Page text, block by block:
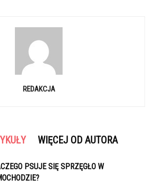
REDAKCJA
WIĘCEJ OD AUTORA
PSUJE SIĘ SPRZĘGŁO W